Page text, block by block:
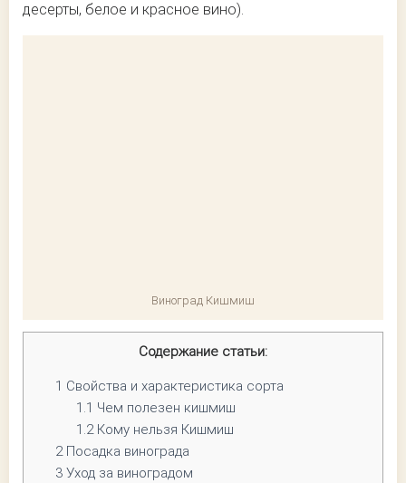
десерты, белое и красное вино).
Виноград Кишмиш
Содержание статьи:
1 Свойства и характеристика сорта
1.1 Чем полезен кишмиш
1.2Кому нельзя Кишмиш
2Посадка винограда
3 Уход за виноградом